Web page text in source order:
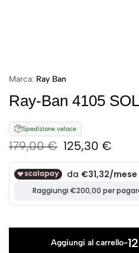
Marca: Ray Ban
Ray-Ban 4105
Spedizione veloce
179,00€ 125,30 €
Aggiungi al carrello-